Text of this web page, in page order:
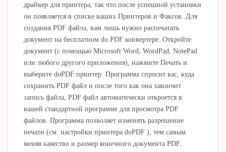
драйвер для принтера, так что после успешной установки
он появляется в списке ваших Принтеров и Факсов. Для
создания PDF файла, вам лишь нужно распечатать
документ на бесплатном do PDF конвертере. Откройте
документ (с помощью Microsoft Word, WordPad, NotePad
или любого другого приложения), нажмите Печать и
выберите doPDF принтер. Программа спросит вас, куда
сохранить PDF файл и после того как она закончит
запись файла, PDF файл автоматически откроется в
вашей стандартной программе для просмотра PDF
файлов. Программа позволяет изменять разрешение
печати (см. настройки принтера doPDF ), тем самым
меняя качество и размер конечного документа PDF.